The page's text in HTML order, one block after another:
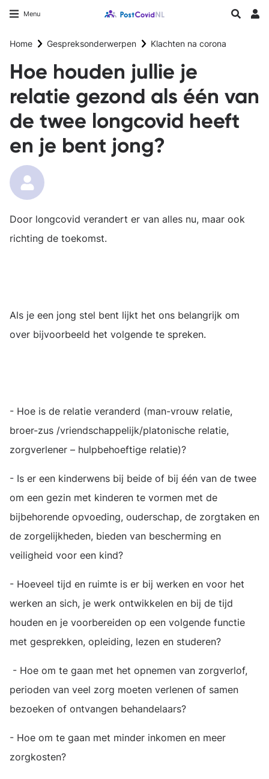
gaan
Menu Longfonds homepageZoeken
Home Gespreksonderwerpen Klachten na corona
Hoe houden jullie je
relatie gezond als één van
de twee longcovid heeft
en je bent jong?
Door longcovid verandert er van alles nu, maar ook
richting de toekomst.
Als je een jong stel bent lijkt het ons belangrijk om
over bijvoorbeeld het volgende te spreken.
- Hoe is de relatie veranderd (man-vrouw relatie,
broer-zus /vriendschappelijk/platonische relatie,
zorgverlener – hulpbehoeftige relatie)?
- Is er een kinderwens bij beide of bij één van de twee
om een gezin met kinderen te vormen met de
bijbehorende opvoeding, ouderschap, de zorgtaken en
de zorgelijkheden, bieden van bescherming en
veiligheid voor een kind?
- Hoeveel tijd en ruimte is er bij werken en voor het
werken an sich, je werk ontwikkelen en bij de tijd
houden en je voorbereiden op een volgende functie
met gesprekken, opleiding, lezen en studeren?
- Hoe om te gaan met het opnemen van zorgverlof,
perioden van veel zorg moeten verlenen of samen
bezoeken of ontvangen behandelaars?
- Hoe om te gaan met minder inkomen en meer
zorgkosten?